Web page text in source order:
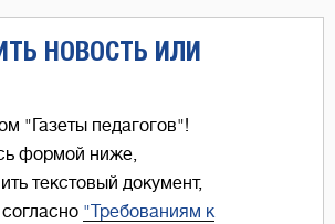
НОВОСТЬ ИЛИ
"Газеты педагогов"!
формой ниже,
текстовый документ,
"Требованиям к